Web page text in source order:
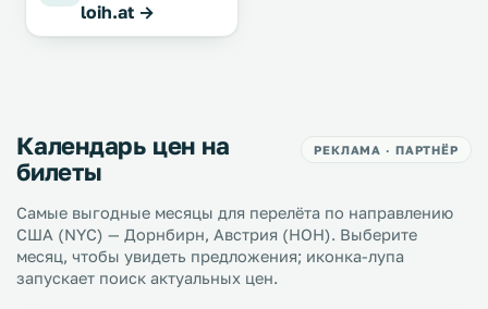
loih.at →
Календарь цен на
билеты
РЕКЛАМА · ПАРТНЁР
Самые выгодные месяцы для перелёта по направлению
США (NYC) — Дорнбирн, Австрия (HOH). Выберите
месяц, чтобы увидеть предложения; иконка-лупа
запускает поиск актуальных цен.